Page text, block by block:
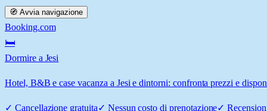
🧭 Avvia navigazione
Booking.com
🛏️
Dormire a Jesi
Hotel, B&B e case vacanza a Jesi e dintorni: confronta prezzi e
✓ Cancellazione gratuita✓ Nessun costo di prenotazione✓